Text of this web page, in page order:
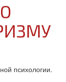
психологии.